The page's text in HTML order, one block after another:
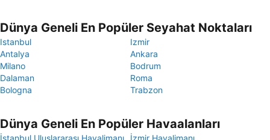
Dünya Geneli En Popüler Seyahat Noktaları
Istanbul
Izmir
Antalya
Ankara
Milano
Bodrum
Dalaman
Roma
Bologna
Trabzon
Dünya Geneli En Popüler Havaalanları
İstanbul Uluslararası Havalimanı İzmir Havalimanı